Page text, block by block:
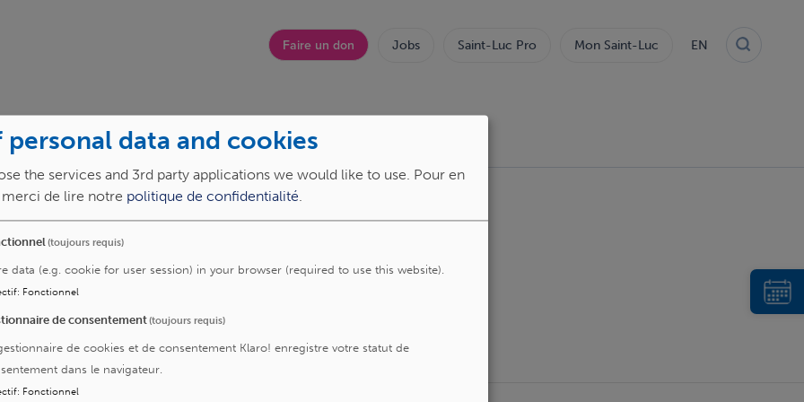
TopFaire un don Jobs Saint-Luc Pro Mon Saint-Luc EN
Recherche et innovation À propos
personal data and cookies
the services and 3rd party applications we would like to use. Pour en
merci de lire notre politique de confidentialité.
(toujours requis)
data (e.g. cookie for user session) in your browser (required to use this website).
: Fonctionnel
de consentement(toujours requis)
de cookies et de consentement Klaro! enregistre votre statut de
dans le navigateur.
: Fonctionnel